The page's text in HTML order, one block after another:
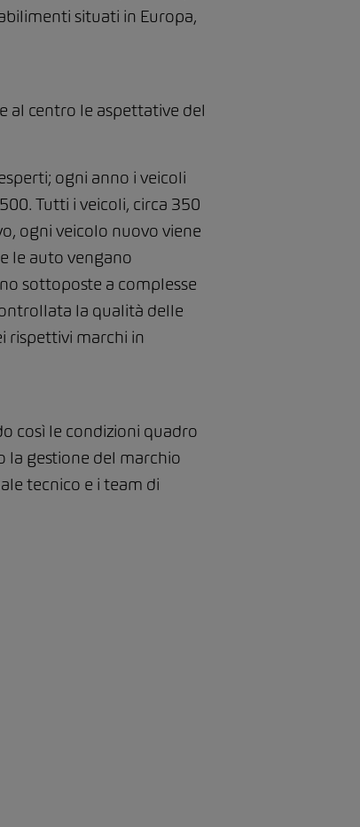
situati in Europa,
al centro le aspettative del
ogni anno i veicoli
Tutti i veicoli, circa 350
ogni veicolo nuovo viene
le auto vengano
sottoposte a complesse
la qualità delle
rispettivi marchi in
così le condizioni quadro
la gestione del marchio
tecnico e i team di